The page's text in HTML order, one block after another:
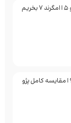
مقایسه جیلی امگرند 7 با چری تیگو 5 | امگرند 7 بخریم
و تیپ ۵ چیست؟ | مقایسه کامل پژو